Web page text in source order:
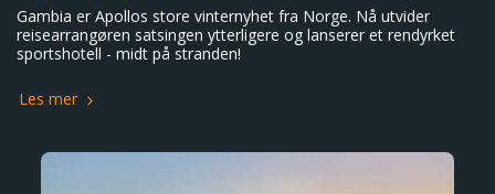
Gambia er Apollos store vinternyhet fra Norge. Nå utvider
reisearrangøren satsingen ytterligere og lanserer et rendyrket
sportshotell - midt på stranden!
Les mer